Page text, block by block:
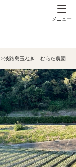
メニュー
淡路島玉ねぎ むらた農園